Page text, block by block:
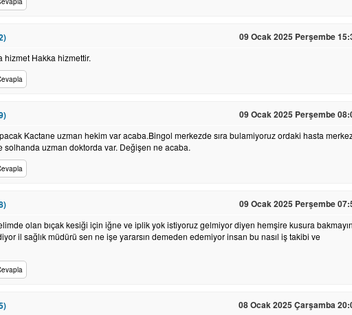
09 Ocak 2025 Perşembe
Hakka hizmettir.
09 Ocak 2025 Perşembe
Kactane uzman hekim var acaba.Bingol merkezde sıra bulamiyoruz ordaki hasta
solhanda uzman doktorda var. Değişen ne acaba.
09 Ocak 2025 Perşembe
olan bıçak kesiği için iğne ve iplik yok istiyoruz gelmiyor diyen hemşire kusura bakmayın
il sağlık müdürü sen ne işe yararsın demeden edemiyor insan bu nasıl iş takibi ve
08 Ocak 2025 Çarşamba